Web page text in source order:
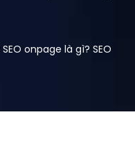
onpage là gì? SEO